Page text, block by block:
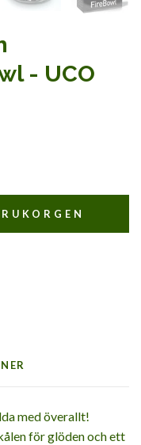
- UCO
med överallt!
för glöden och ett